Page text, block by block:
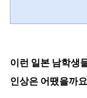
이런 일본 남학생
인상은 어땠을까